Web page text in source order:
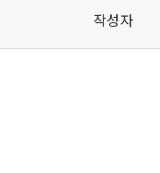
작성자